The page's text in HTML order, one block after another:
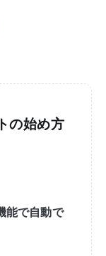
の始め方
能で自動で